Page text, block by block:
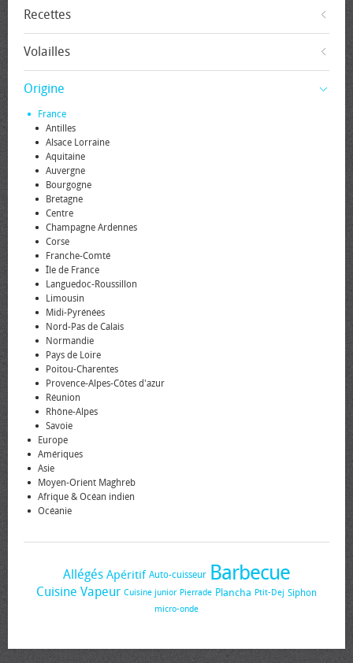
Recettes
Volailles
Origine
France
Antilles
Alsace Lorraine
Aquitaine
Auvergne
Bourgogne
Bretagne
Centre
Champagne Ardennes
Corse
Franche-Comté
Île de France
Languedoc-Roussillon
Limousin
Midi-Pyrénées
Nord-Pas de Calais
Normandie
Pays de Loire
Poitou-Charentes
Provence-Alpes-Côtes d'azur
Réunion
Rhône-Alpes
Savoie
Europe
Amériques
Asie
Moyen-Orient Maghreb
Afrique & Océan indien
Océanie
Allégés Apéritif Auto-cuisseur Barbecue
Cuisine Vapeur Cuisine junior Pierrade Plancha Ptit-Dej Siphon
micro-onde